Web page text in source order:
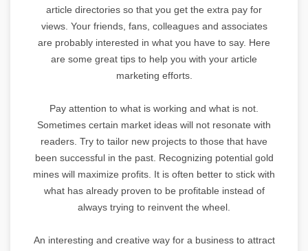
article directories so that you get the extra pay for
views. Your friends, fans, colleagues and associates
are probably interested in what you have to say. Here
are some great tips to help you with your article
marketing efforts.
Pay attention to what is working and what is not.
Sometimes certain market ideas will not resonate with
readers. Try to tailor new projects to those that have
been successful in the past. Recognizing potential gold
mines will maximize profits. It is often better to stick with
what has already proven to be profitable instead of
always trying to reinvent the wheel.
An interesting and creative way for a business to attract